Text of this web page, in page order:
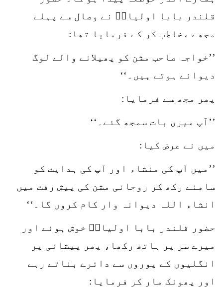
قلندر بابا اولیاءؒ نے وصال سے پہلے
مجھے مخاطب کر کے فرمایا تھا:
’’خواجہ صاحب مشن کو پھیلانے والے لوگ
دیوانے ہوتے ہیں۔‘‘
پھر مجھ سے فرمایا:
’’آپ میری بات سمجھ گئے۔‘‘
میں نے عرض کیا:
’’میں آپ کی منشاء اور آپ کی ہدایت کو
سامنے رکھ کر روحانی مشن کی پیش رفت میں
انشاء اللہ دیوانہ وار کام کروں گا۔‘‘
حضور قلندر بابا اولیاءؒ خوش ہوئے اور
میرے سر پر ہاتھ رکھا، پھر پیشانی پر
انگلیوں کے پوروں سے دائرے بناتے رہے
اور پھونک مار کر فرمایا: